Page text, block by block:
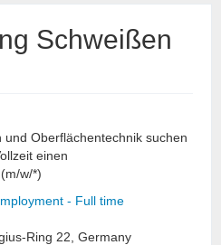
Schweißen
Oberflächentechnik suchen
einen
w/*)
- Full time
Ring 22, Germany